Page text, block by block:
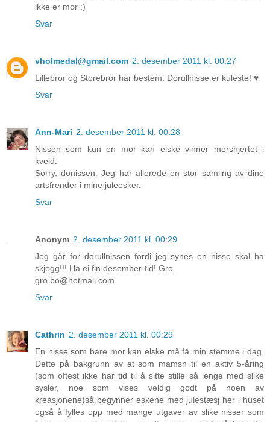
ikke er mor :)
Svar
vholmedal@gmail.com 2. desember 2011 kl. 00:27
Lillebror og Storebror har bestem: Dorullnisse er kuleste! ♥
Svar
Ann-Mari 2. desember 2011 kl. 00:28
Nissen som kun en mor kan elske vinner morshjertet i
kveld.
Sorry, donissen. Jeg har allerede en stor samling av dine
artsfrender i mine juleesker.
Svar
Anonym 2. desember 2011 kl. 00:29
Jeg går for dorullnissen fordi jeg synes en nisse skal ha
skjegg!!! Ha ei fin desember-tid! Gro.
gro.bo@hotmail.com
Svar
Cathrin 2. desember 2011 kl. 00:29
En nisse som bare mor kan elske må få min stemme i dag.
Dette på bakgrunn av at som mamsn til en aktiv 5-åring
(som oftest ikke har tid til å sitte stille så lenge med slike
sysler, noe som vises veldig godt på noen av
kreasjonene)så begynner eskene med julestæsj her i huset
også å fylles opp med mange utgaver av slike nisser som